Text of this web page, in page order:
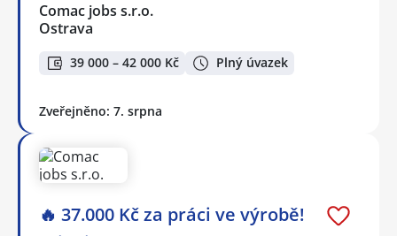
Comac jobs s.r.o.
Ostrava
39 000 – 42 000 Kč Plný úvazek
Zveřejněno: 7. srpna
🔥 37.000 Kč za práci ve výrobě!